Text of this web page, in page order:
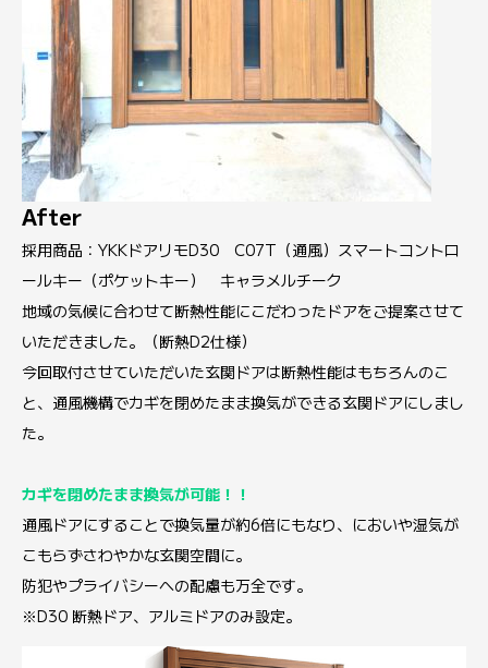
After
採用商品：YKKドアリモD30 C07T（通風）スマートコントロ
ールキー（ポケットキー） キャラメルチーク
地域の気候に合わせて断熱性能にこだわったドアをご提案させて
いただきました。（断熱D2仕様）
今回取付させていただいた玄関ドアは断熱性能はもちろんのこ
と、通風機構でカギを閉めたまま換気ができる玄関ドアにしまし
た。
カギを閉めたまま換気が可能！！
通風ドアにすることで換気量が約6倍にもなり、においや湿気が
こもらずさわやかな玄関空間に。
防犯やプライバシーへの配慮も万全です。
※D30 断熱ドア、アルミドアのみ設定。